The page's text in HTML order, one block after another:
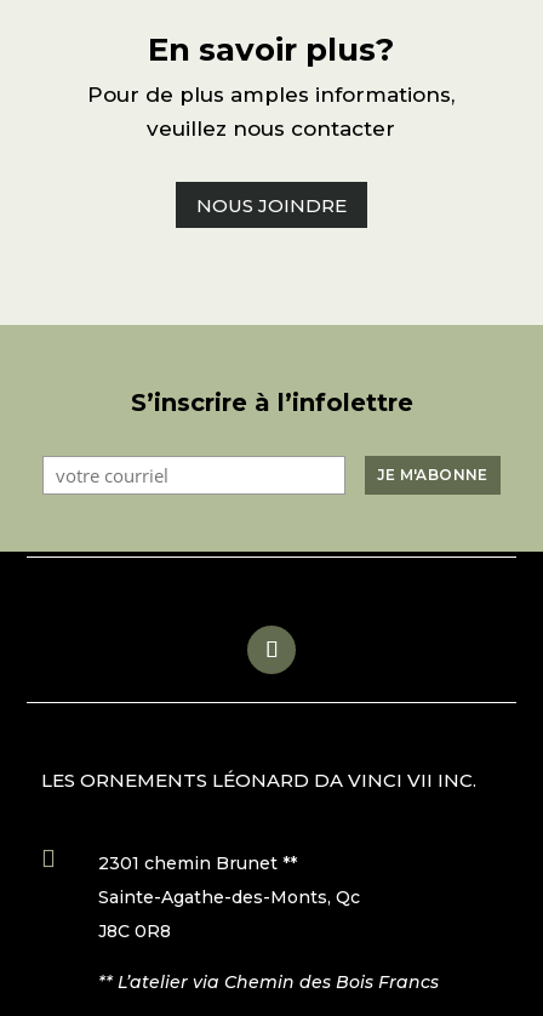
En savoir plus?
Pour de plus amples informations,
veuillez nous contacter
NOUS JOINDRE
S’inscrire à l’infolettre
LES ORNEMENTS LÉONARD DA VINCI VII INC.

2301 chemin Brunet **
Sainte-Agathe-des-Monts, Qc
J8C 0R8
** L’atelier via Chemin des Bois Francs